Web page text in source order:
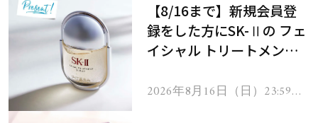
【8/16まで】新規会員登
録をした方にSK-Ⅱの フェ
イシャル トリートメント
2026年8月16日（日）23:59ま